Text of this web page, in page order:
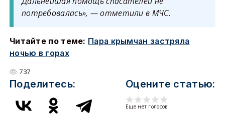
потребовалась», — отметили в МЧС.
Читайте по теме: Пара крымчан застряла
ночью в горах
737
Поделитесь: Оцените статью:
Еще нет голосов